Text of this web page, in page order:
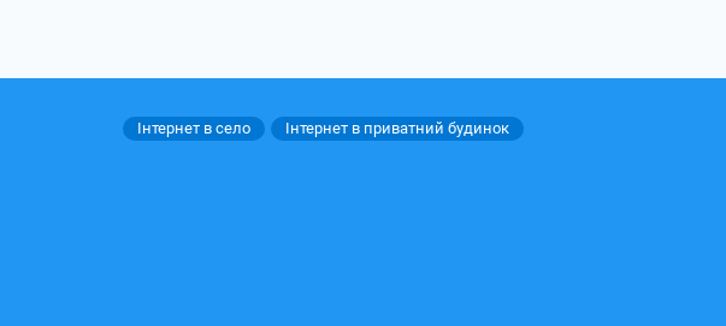
Інтернет в село Інтернет в приватний будинок